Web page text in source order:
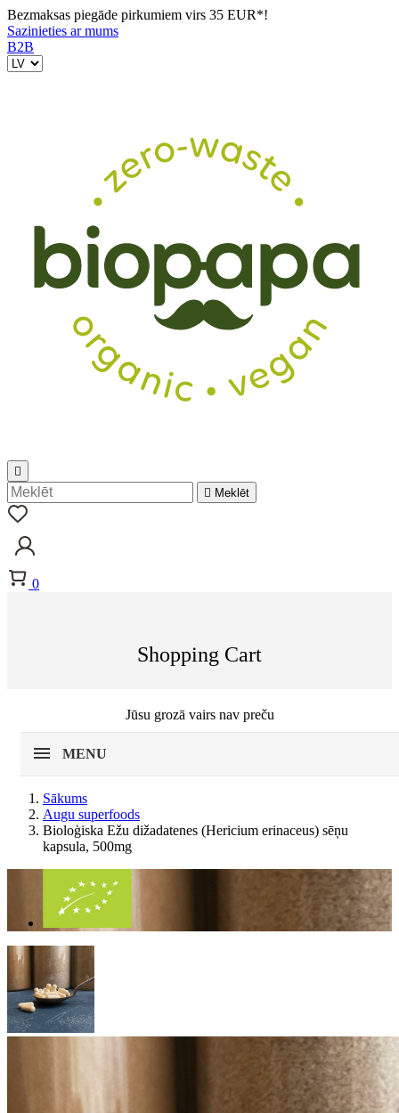
Bezmaksas piegāde pirkumiem virs 35 EUR*!
Sazinieties ar mums
B2B

 Meklēt
0
Shopping Cart
Jūsu grozā vairs nav preču
MENU
Sākums
Augu superfoods
Bioloģiska Ežu dižadatenes (Hericium erinaceus) sēņu
kapsula, 500mg